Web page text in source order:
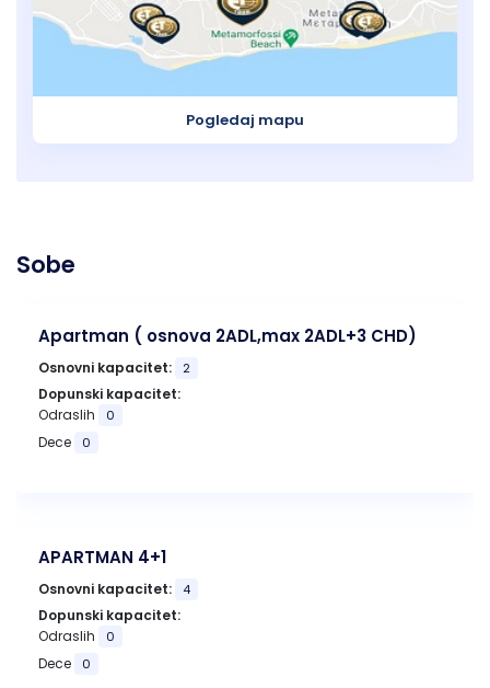
Pogledaj mapu
Sobe
Apartman ( osnova 2ADL,max 2ADL+3 CHD)
Osnovni kapacitet: 2
Dopunski kapacitet:
Odraslih
0
Dece 0
APARTMAN 4+1
Osnovni kapacitet: 4
Dopunski kapacitet:
Odraslih
0
Dece 0